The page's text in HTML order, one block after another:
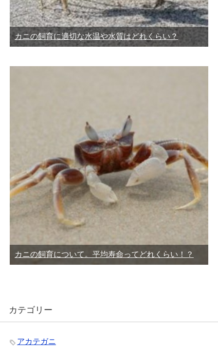
カニの飼育に適切な水温や水質はどれくらい？
カニの飼育について。平均寿命ってどれくらい！？
カテゴリー
アカテガニ